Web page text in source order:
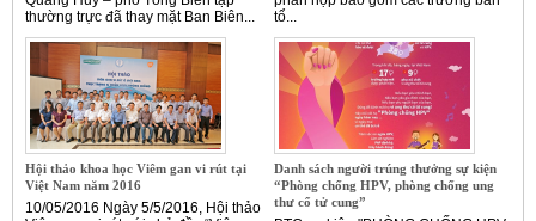
thường trực đã thay mặt Ban Biên...
tổ...
Hội thảo khoa học Viêm gan vi rút tại
Việt Nam năm 2016
10/05/2016 Ngày 5/5/2016, Hội thảo
Danh sách người trúng thưởng sự kiện
“Phòng chống HPV, phòng chống ung
thư cổ tử cung”